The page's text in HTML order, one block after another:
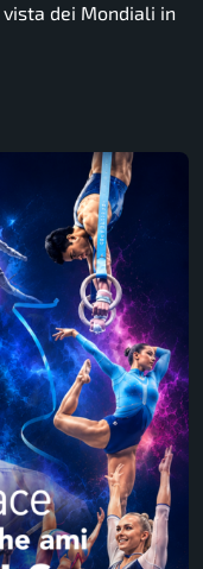
dei Mondiali in